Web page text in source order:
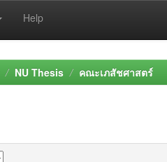
Help
NU Thesis คณะเภสัชศาสตร์